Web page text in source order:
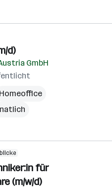
d)
GmbH
Homeoffice
für
(m/w/d)